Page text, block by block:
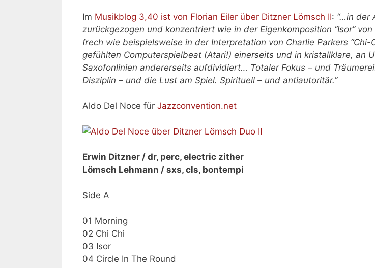
Im Musikblog 3,40 ist von Florian Eiler über Ditzner Lömsch II: “…in der
zurückgezogen und konzentriert wie in der Eigenkomposition “Isor”
frech wie beispielsweise in der Interpretation von Charlie Parkers
gefühlten Computerspielbeat (Atari!) einerseits und in kristallklare, an
Saxofonlinien andererseits aufdividiert… Totaler Fokus – und
Disziplin – und die Lust am Spiel. Spirituell – und antiautoritär.”
Aldo Del Noce für Jazzconvention.net
Erwin Ditzner / dr, perc, electric zither
Lömsch Lehmann / sxs, cls, bontempi
Side A
01 Morning
02 Chi Chi
03 Isor
04 Circle In The Round